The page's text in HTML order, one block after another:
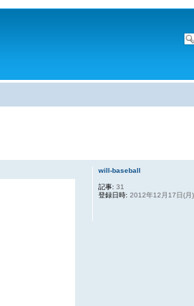
will-baseball
記事: 31
登録日時: 2012年12月17日(月